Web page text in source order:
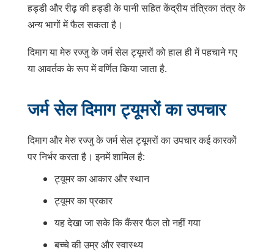
हड्डी और रीढ़ की हड्डी के पानी सहित केंद्रीय तंत्रिका तंत्र के
अन्य भागों में फैल सकता है।
दिमाग या मेरु रज्जु के जर्म सेल ट्यूमरों को हाल ही में पहचाने गए
या आवर्तक के रूप में वर्णित कियाजाता है.
जर्म सेल दिमाग ट्यूमरों का उपचार
दिमाग और मेरु रज्जु के जर्म सेल ट्यूमरों का उपचार कई कारकों
पर निर्भर करता है। इनमें शामिल है:
ट्यूमर का आकार और स्थान
ट्यूमर का प्रकार
यह देखा जा सके कि कैंसर फैल तो नहीं गया
बच्चे की उम्र और स्वास्थ्य